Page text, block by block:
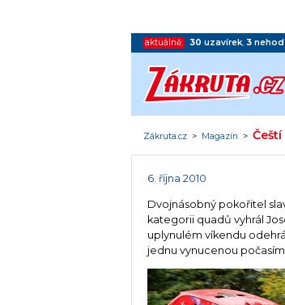
aktuálně: 30 uzavírek, 3 nehod
Zákruta.cz > Magazín >
6. října 2010
Dvojnásobný pokořitel
kategorii quadů vyhrál
uplynulém víkendu
jednu vynucenou